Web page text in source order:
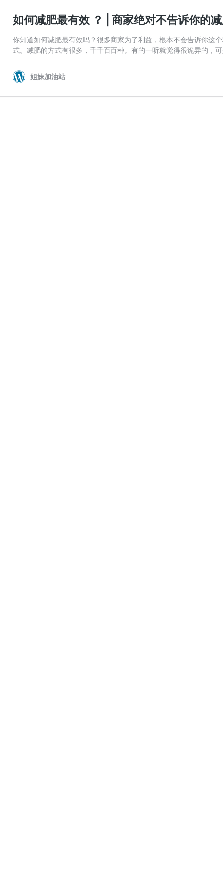
如何减肥最有效 ？ | 商家绝对不告诉你的
你知道如何减肥最有效吗？很多商家为了利益，根本不会告诉你这
式。减肥的方式有很多，千千百百种。有的一听就觉得很诡异的，
姐妹加油站